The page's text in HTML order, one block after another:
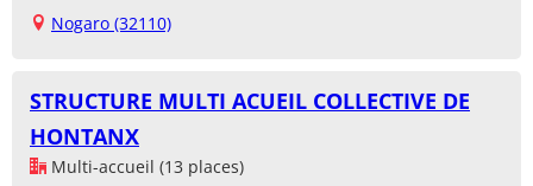
Nogaro (32110)
STRUCTURE MULTI ACUEIL COLLECTIVE DE
HONTANX
Multi-accueil (13 places)